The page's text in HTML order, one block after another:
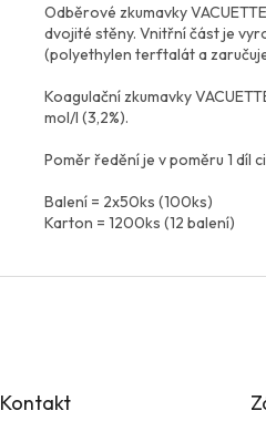
Odběrové zkumavky
dvojité stěny. Vnitřní část je
(polyethylen terftalát a
Koagulační zkumavky
mol/l (3,2%).
Poměr ředění je v poměru 1 díl
Balení = 2x50ks (100ks)
Karton = 1200ks (12 balení)
Kontakt